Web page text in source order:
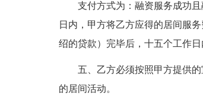
支付方式为：融资服务成功
日内，甲方将乙方应得的居间服
绍的贷款）完毕后，十五个工作日
五、乙方必须按照甲方提供
的居间活动。